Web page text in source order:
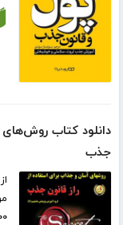
دانلود کتاب روش‌های
جذب
۱۰۰